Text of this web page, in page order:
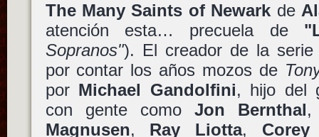
The Many Saints of Newark de
atención esta… precuela de
Sopranos"). El creador de la
por contar los años mozos de
por Michael Gandolfini, hijo del
con gente como Jon Bernthal
Magnusen, Ray Liotta,